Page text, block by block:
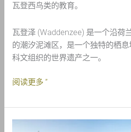
瓦登西鸟类的教育。
瓦登泽 (Waddenzee) 是一个沿荷
的潮汐泥滩区，是一个独特的栖
科文组织的世界遗产之一。
阅读更多 ”